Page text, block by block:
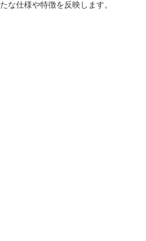
な仕様や特徴を反映します。